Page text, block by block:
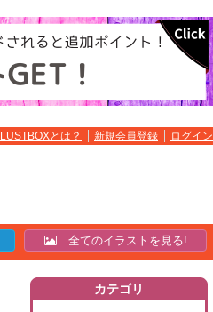
とは？ 新規会員登録 ログイン
全てのイラストを見る!
カテゴリ